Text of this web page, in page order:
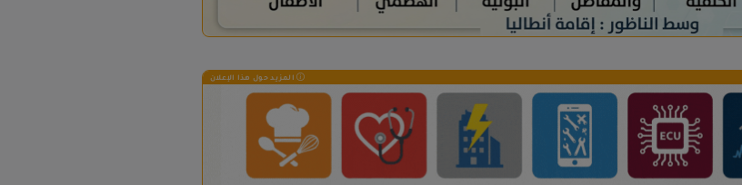
المزيد حول هذا الإعلان